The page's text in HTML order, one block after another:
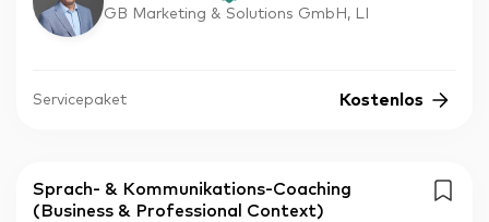
GB Marketing & Solutions GmbH, LI
Servicepaket Kostenlos
Sprach- & Kommunikations-Coaching
(Business & Professional Context)